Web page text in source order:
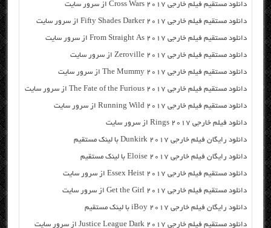
دانلود مستقیم فیلم خارجی Cross Wars 2017 از سرور سایت
دانلود مستقیم فیلم خارجی Fifty Shades Darker 2017 از سرور سایت
دانلود مستقیم فیلم خارجی From Straight As 2017 از سرور سایت
دانلود مستقیم فیلم خارجی Zeroville 2017 از سرور سایت
دانلود مستقیم فیلم خارجی The Mummy 2017 از سرور سایت
دانلود مستقیم فیلم خارجی The Fate of the Furious 2017 از سرور سایت
دانلود مستقیم فیلم خارجی Running Wild 2017 از سرور سایت
دانلود فیلم خارجی Rings 2017 از سرور سایت
دانلود رایگان فیلم خارجی Dunkirk 2017 با لینک مستقیم
دانلود رایگان فیلم خارجی Eloise 2017 با لینک مستقیم
دانلود مستقیم فیلم خارجی Essex Heist 2017 از سرور سایت
دانلود مستقیم فیلم خارجی Get the Girl 2017 از سرور سایت
دانلود رایگان فیلم خارجی iBoy 2017 با لینک مستقیم
دانلود مستقیم فیلم خارجی Justice League Dark 2017 از سرور سایت